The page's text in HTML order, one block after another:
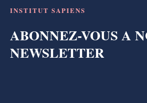
INSTITUT SAPIENS
ABONNEZ-VOUS A
NEWSLETTER